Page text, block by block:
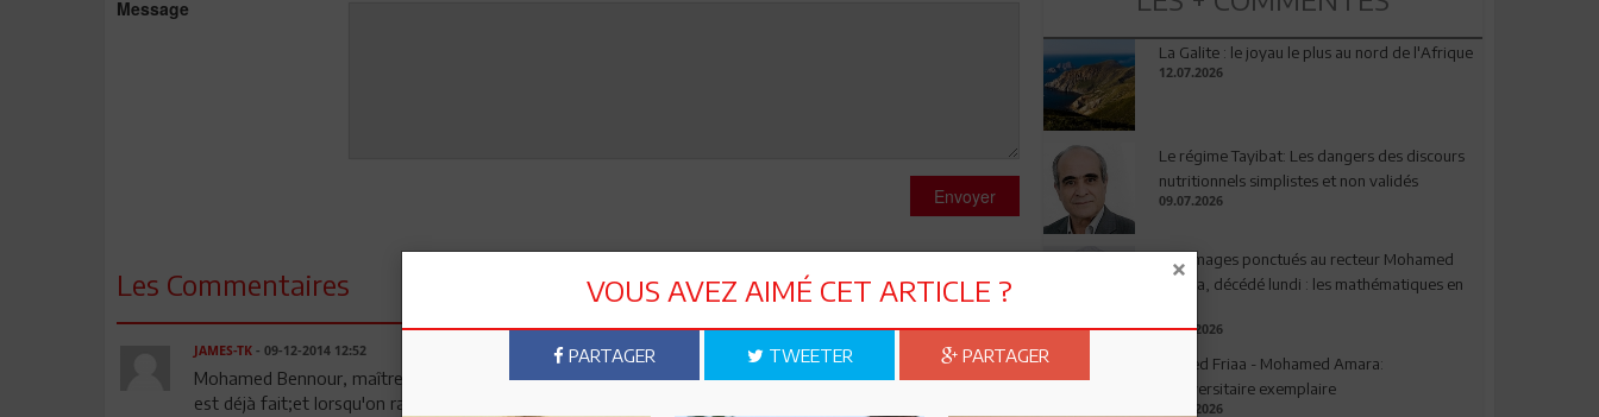
Message
Envoyer
Les Commentaires
JAMES-TK- 09-12-2014 12:52
Mohamed Bennour, maître incontesté, es langue de bois! Ce mea-culpa vient beaucoup trop tard,le mal
est déjà fait;et lorsqu'on rate le rendez-vous de l'histoire,il ne vous reste plus,que vos yeux pour pleurer,
La Galite : le joyau le plus au nord de l'Afrique
12.07.2026
Le régime Tayibat: Les dangers des discours
nutritionnels simplistes et non validés
09.07.2026
Hommages ponctués au recteur Mohamed
Amara, décédé lundi : les mathématiques en
03.08.2026
Ahmed Friaa - Mohamed Amara:
l’Universitaire exemplaire
04.08.2026
VOUS AVEZ AIMÉ CET ARTICLE ?
PARTAGER TWEETER PARTAGER